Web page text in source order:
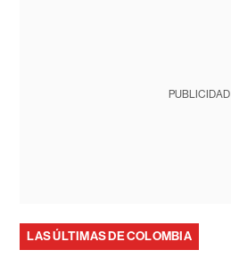
PUBLICIDAD
LAS ÚLTIMAS DE COLOMBIA